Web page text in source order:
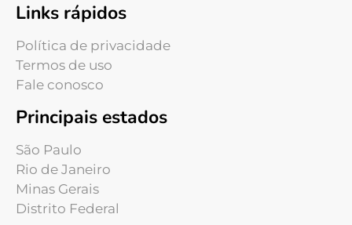
Links rápidos
Política de privacidade
Termos de uso
Fale conosco
Principais estados
São Paulo
Rio de Janeiro
Minas Gerais
Distrito Federal